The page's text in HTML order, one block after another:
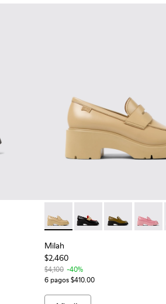
de tejido y piel para mujer
beige de tejido y nobuk para mujer
Milah - K201425-010 -
Milah - K201425-028
Milah - Milah
Milah
$2,460
$4,100 -40%
6 pagos $410.00